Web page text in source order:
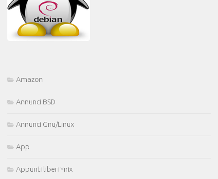
Amazon
Annunci BSD
Annunci Gnu/Linux
App
Appunti liberi *nix